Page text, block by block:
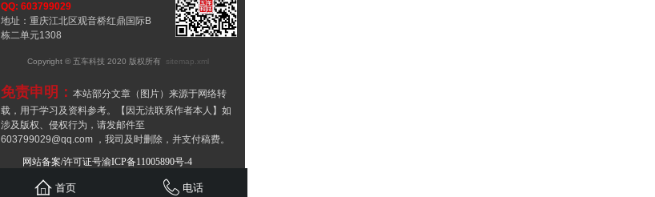
渝公网安备：50010502504097
Copyright © 五车科技 2020 版权所有 sitemap.xml
QQ: 603799029
地址：重庆江北区观音桥红鼎国际B
栋二单元1308
网站备案/许可证号渝ICP备11005890号-4
免责申明： 本站部分文章（图片）来源于网络转
载，用于学习及资料参考。【因无法联系作者本人】如
涉及版权、侵权行为，请发邮件至
603799029@qq.com ，我司及时删除，并支付稿费。
首页 电话